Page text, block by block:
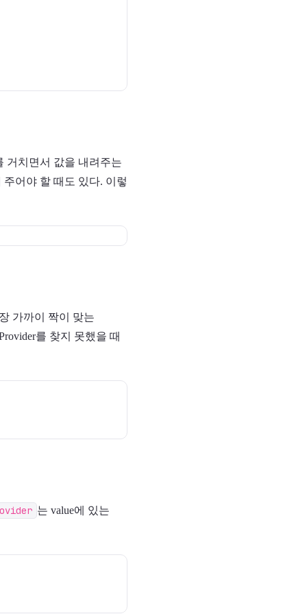
거치면서 값을 내려주는
어야 할 때도 있다. 이렇
가까이 짝이 맞는
를 찾지 못했을 때
는 value에 있는